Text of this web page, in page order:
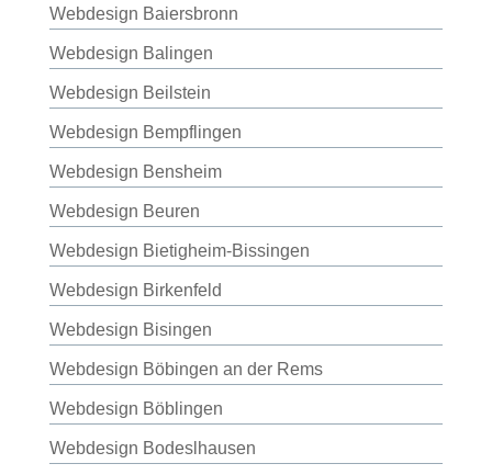
Webdesign Baiersbronn
Webdesign Balingen
Webdesign Beilstein
Webdesign Bempflingen
Webdesign Bensheim
Webdesign Beuren
Webdesign Bietigheim-Bissingen
Webdesign Birkenfeld
Webdesign Bisingen
Webdesign Böbingen an der Rems
Webdesign Böblingen
Webdesign Bodeslhausen